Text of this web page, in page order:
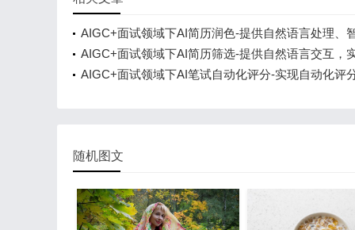
AIGC+面试领域下AI简历润色-提供自然语言处理、
议等服务
AIGC+面试领域下AI简历筛选-提供自然语言交互，
历筛选
AIGC+面试领域下AI笔试自动化评分-实现自动化评
随机图文